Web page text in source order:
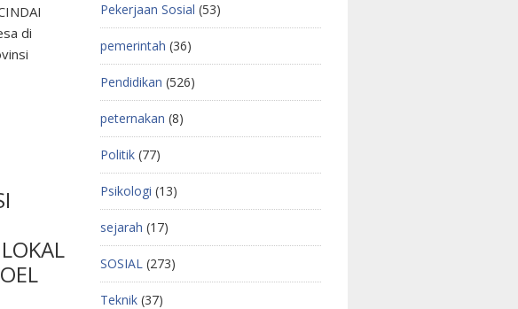
di
Pekerjaan Sosial (53)
pemerintah (36)
Pendidikan (526)
peternakan (8)
Politik (77)
Psikologi (13)
sejarah (17)
SOSIAL (273)
Teknik (37)